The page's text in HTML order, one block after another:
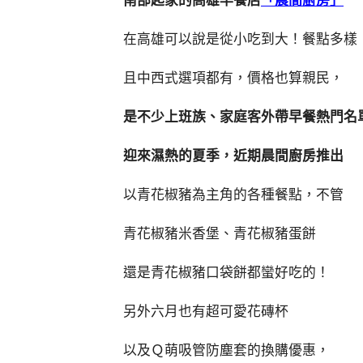
在高雄可以說是從小吃到大！餐點多樣
且中西式選項都有，價格也算親民，
是不少上班族、家庭客外帶早餐熱門名
迎來濕熱的夏季，近期晨間廚房推出
以青花椒豬為主角的各種餐點，不管
青花椒豬米香堡、青花椒豬蛋餅
還是青花椒豬口袋餅都蠻好吃的！
另外六月也有超可愛花磚杯
以及Ｑ萌吸管防塵套的換購優惠，